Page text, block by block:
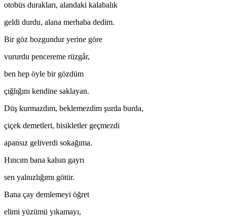
otobüs durakları, alandaki kalabalık
geldi durdu, alana merhaba dedim.
Bir göz bozgundur yerine göre
vururdu pencereme rüzgâr,
ben hep öyle bir gözdüm
çığlığını kendine saklayan.
Düş kurmazdım, beklemezdim şurda burda,
çiçek demetleri, bisikletler geçmezdi
apansız geliverdi sokağıma.
Hıncım bana kalsın gayrı
sen yalnızlığımı götür.
Bana çay demlemeyi öğret
elimi yüzümü yıkamayı,